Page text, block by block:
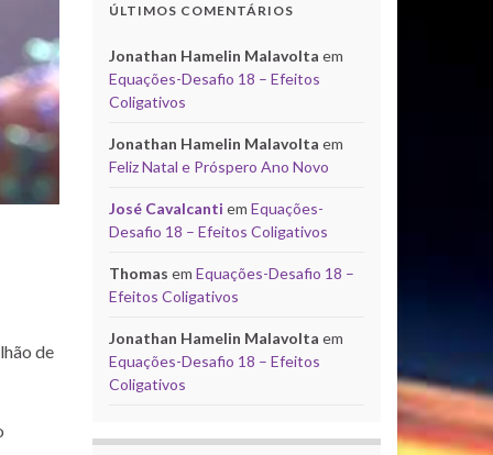
de
ÚLTIMOS COMENTÁRIOS
Jonathan Hamelin Malavolta em
Equações-Desafio 18 – Efeitos
Coligativos
Jonathan Hamelin Malavolta em
Feliz Natal e Próspero Ano Novo
José Cavalcanti em Equações-
Desafio 18 – Efeitos Coligativos
Thomas em Equações-Desafio 18 –
Efeitos Coligativos
Jonathan Hamelin Malavolta em
Equações-Desafio 18 – Efeitos
Coligativos